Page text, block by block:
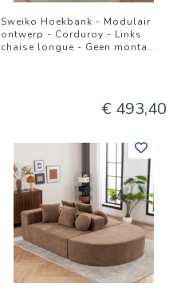
Sweiko Hoekbank - Modulair
ontwerp - Corduroy - Links
chaise longue - Geen monta...
€ 493,40